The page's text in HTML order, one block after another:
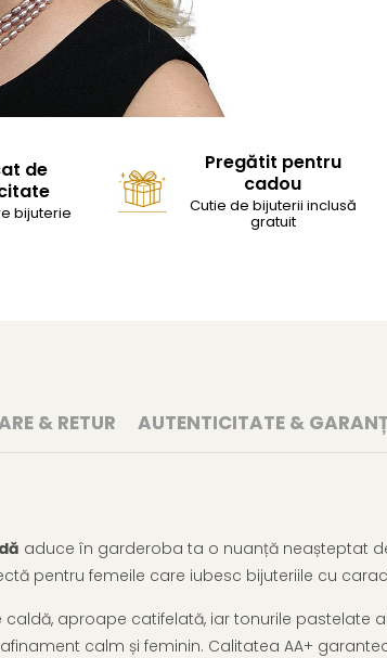
de
bijuterie
Pregătit pentru
cadou
Cutie de bijuterii inclusă
gratuit
& RETUR AUTENTICITATE &
aduce în garderoba ta o nuanță neașteptat
pentru femeile care iubesc bijuteriile cu
aproape catifelată, iar tonurile pastelate
calm și feminin. Calitatea AA+